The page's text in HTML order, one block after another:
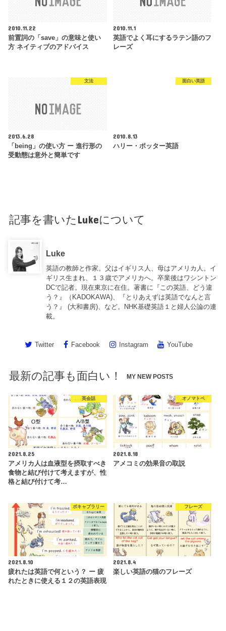
2010.11.22
前置詞の「save」の意味と使い
方 ネイティブのアドバイス
2010.11.1
英語でよく耳にするラテン語のフ
レーズ
文法
2013.6.28
「being」の使い方 ー 進行形の
受動態は意外と簡単です
面白い英語
2010.8.13
ハリー・ポッター英語
記事を書いたLukeについて
Luke
英語の教師と作家。父はイギリス人、母はアメリカ人。イ
ギリス生まれ、１３歳でアメリカへ。卒業後はワシントン
DCで記者。現在東京に在住。著書に『この英語、どう違
う？』（KADOKAWA)、『とりあえずは英語でなんと言
う？』 (大和書房)、など。NHK基礎英語１と婦人公論の連
載。
Twitter Facebook Instagram YouTube
最新の記事も面白い！ MY NEW POSTS
英会話
2021.8.25
アメリカ人は血液型を摂取すべき
食物と結び付けて考えますが、性
格と結び付けて考…
オノマトペ
2021.8.18
アメコミの効果音の取説
ボキャブラリー
2021.8.10
疲れたは英語で何という？ ー 疲
れたときに使える１２の英語表現
フレーズ
2021.8.4
楽しい英語の猫のフレーズ